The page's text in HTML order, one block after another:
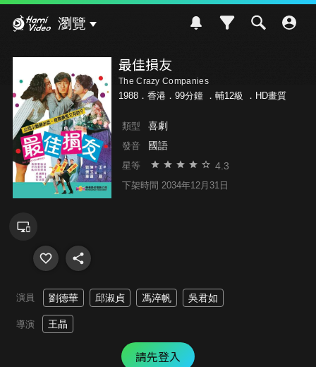
瀏覽
最佳損友
The Crazy Companies
1988．香港．99分鐘 ． 輔12級 ．HD畫質
類型 喜劇
發音 國語
星等 4.3
下架時間 2034年12月31日
演員 劉德華 邱淑貞 馮淬帆 吳君如
導演 王晶
請先登入